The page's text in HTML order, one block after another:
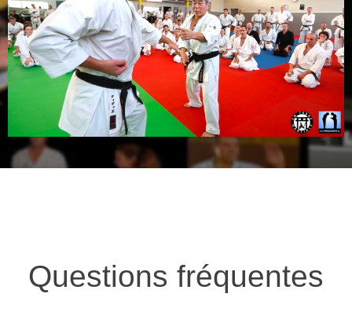
Questions fréquentes